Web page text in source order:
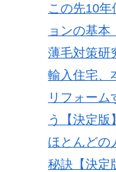
この先10
ョンの基本
薄毛対策研
輸入住宅、
リフォー
う【決定版】
ほとんどの
秘訣【決定